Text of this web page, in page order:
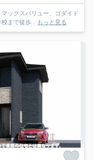
ックスバリュー、ゴダイド
まで徒歩...
もっと見る